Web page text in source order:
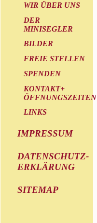
WIR ÜBER UNS
DER
MINISEGLER
BILDER
FREIE STELLEN
SPENDEN
KONTAKT+
ÖFFNUNGSZEITEN
LINKS
IMPRESSUM
DATENSCHUTZ-
ERKLÄRUNG
SITEMAP